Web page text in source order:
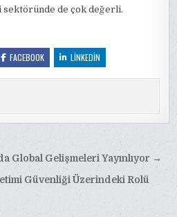
sektöründe de çok değerli.
FACEBOOK LINKEDIN
Global Gelişmeleri Yayınlıyor →
Güvenliği Üzerindeki Rolü